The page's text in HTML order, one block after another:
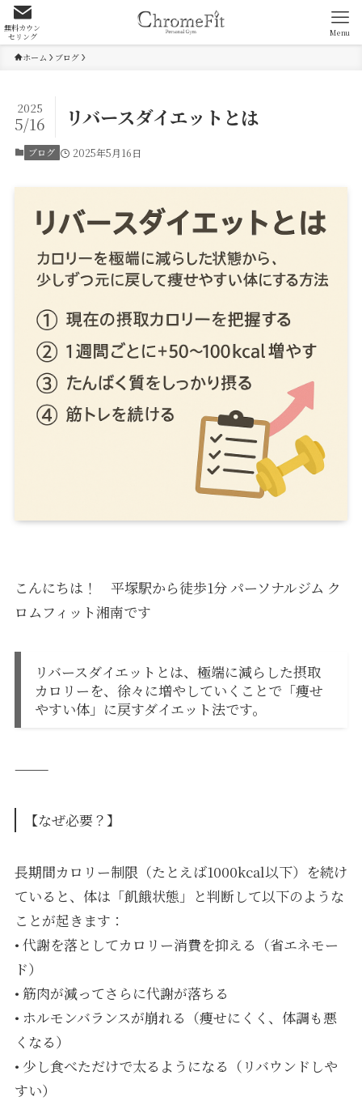
無料カウン
セリング Menu
ホーム ブログ
リバースダイエットとは
2025
5/16
ブログ 2025年5月16日
こんにちは！ 平塚駅から徒歩1分 パーソナルジム ク
ロムフィット湘南です
リバースダイエットとは、極端に減らした摂取
カロリーを、徐々に増やしていくことで「痩せ
やすい体」に戻すダイエット法です。
⸻
【なぜ必要？】
長期間カロリー制限（たとえば1000kcal以下）を続け
ていると、体は「飢餓状態」と判断して以下のような
ことが起きます：
• 代謝を落としてカロリー消費を抑える（省エネモー
ド）
• 筋肉が減ってさらに代謝が落ちる
• ホルモンバランスが崩れる（痩せにくく、体調も悪
くなる）
• 少し食べただけで太るようになる（リバウンドしや
すい）